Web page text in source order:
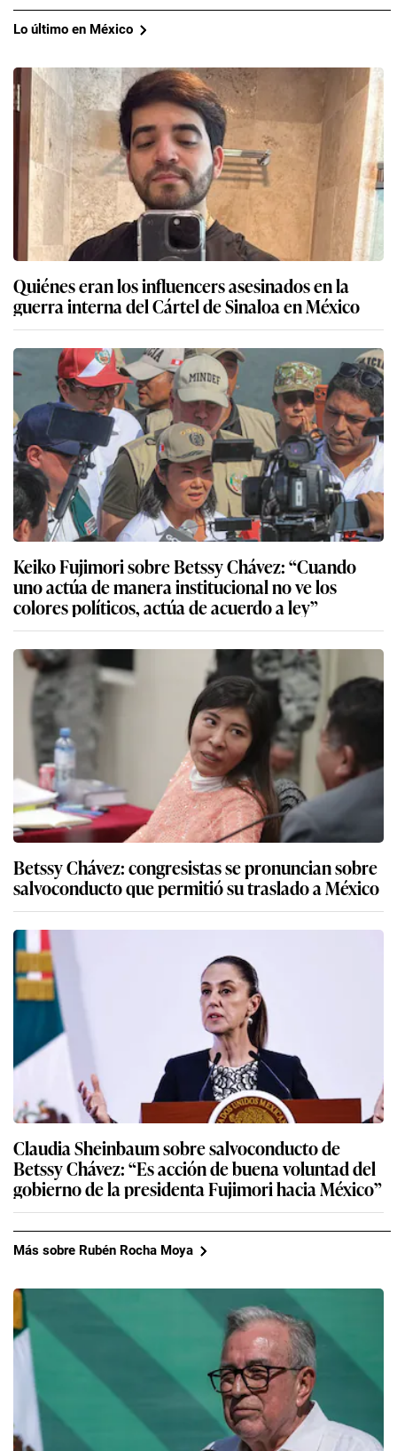
Lo último en México
Quiénes eran los influencers asesinados en la
guerra interna del Cártel de Sinaloa en México
Keiko Fujimori sobre Betssy Chávez: “Cuando
uno actúa de manera institucional no ve los
colores políticos, actúa de acuerdo a ley”
Betssy Chávez: congresistas se pronuncian sobre
salvoconducto que permitió su traslado a México
Claudia Sheinbaum sobre salvoconducto de
Betssy Chávez: “Es acción de buena voluntad del
gobierno de la presidenta Fujimori hacia México”
Más sobre Rubén Rocha Moya